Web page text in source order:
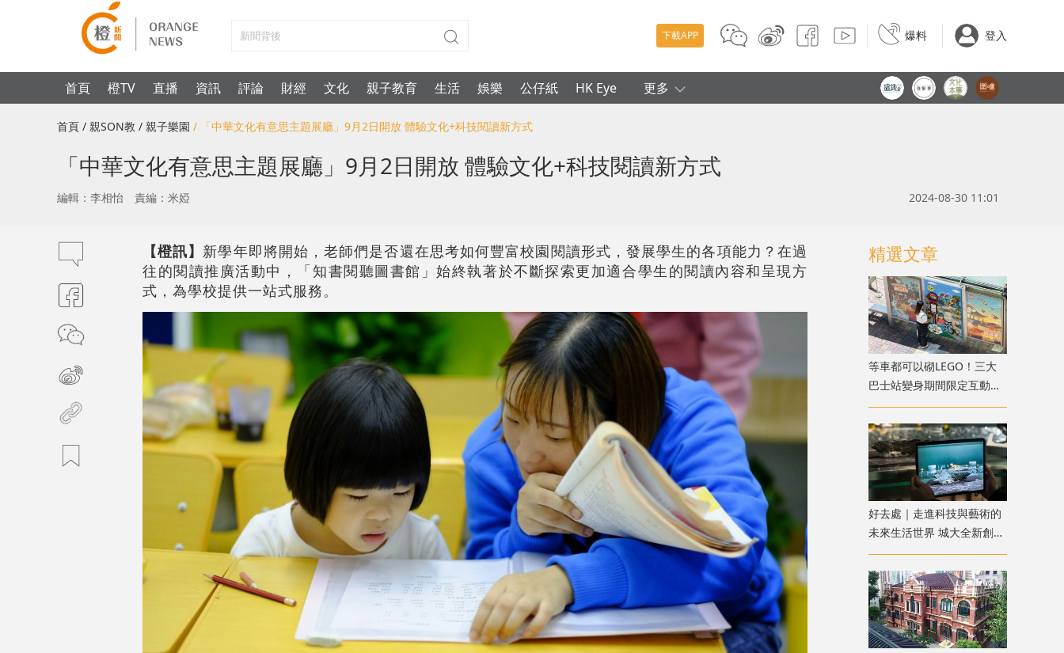
下載APP 爆料 登入
首頁 橙TV 直播 資訊 評論 財經 文化 親子教育 生活 娛樂 公仔紙 HK Eye 更多
首頁 / 親SON教 / 親子樂園 / 「中華文化有意思主題展廳」9月2日開放 體驗文化+科技閱讀新方式
「中華文化有意思主題展廳」9月2日開放 體驗文化+科技閱讀新方式
編輯：李相怡 責編：米婭 2024-08-30 11:01
【橙訊】 新學年即將開始，老師們是否還在思考如何豐富校園閱讀形式，發展學生的各項能力？在過
往的閱讀推廣活動中，「知書閱聽圖書館」始終執著於不斷探索更加適合學生的閱讀內容和呈現方
式，為學校提供一站式服務。
精選文章
等車都可以砌LEGO！三大
巴士站變身期間限定互動遊
樂點
好去處｜走進科技與藝術的
未來生活世界 城大全新創意
展覽免費參觀